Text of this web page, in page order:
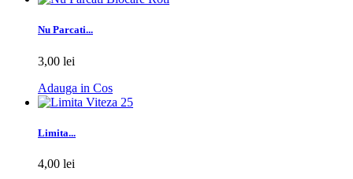
Nu Parcati...
3,00 lei
Adauga in Cos
Limita...
4,00 lei